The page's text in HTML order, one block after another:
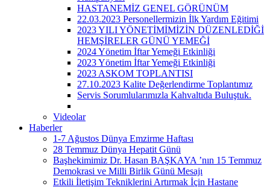
HASTANEMİZ GENEL GÖRÜNÜM
22.03.2023 Personellermizin İlk Yardım Eğitimi
2023 YILI YÖNETİMİMİZİN DÜZENLEDİĞİ
HEMŞİRELER GÜNÜ YEMEĞİ
2024 Yönetim İftar Yemeği Etkinliği
2023 Yönetim İftar Yemeği Etkinliği
2023 ASKOM TOPLANTISI
27.10.2023 Kalite Değerlendirme Toplantımız
Servis Sorumlularımızla Kahvaltıda Buluştuk.
Videolar
Haberler
1-7 Ağustos Dünya Emzirme Haftası
28 Temmuz Dünya Hepatit Günü
Başhekimimiz Dr. Hasan BAŞKAYA ’nın 15 Temmuz
Demokrasi ve Milli Birlik Günü Mesajı
Etkili İletişim Tekniklerini Artırmak İçin Hastane